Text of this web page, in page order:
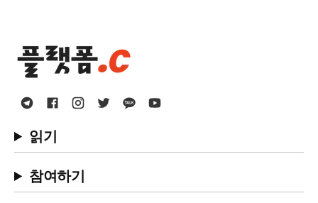
읽기
참여하기